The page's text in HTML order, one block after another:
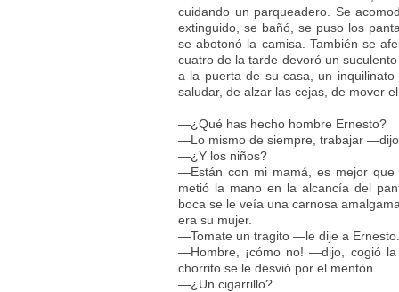
cuidando un parqueadero. Se
extinguido, se bañó, se puso los
se abotonó la camisa. También se
cuatro de la tarde devoró un
a la puerta de su casa, un
saludar, de alzar las cejas, de mover
—¿Qué has hecho hombre Ernesto?
—Lo mismo de siempre, trabajar
—¿Y los niños?
—Están con mi mamá, es mejor
metió la mano en la alcancía del
boca se le veía una carnosa
era su mujer.
—Tomate un tragito —le dije a Ernesto.
—Hombre, ¡cómo no! —dijo, cogió
chorrito se le desvió por el mentón.
—¿Un cigarrillo?